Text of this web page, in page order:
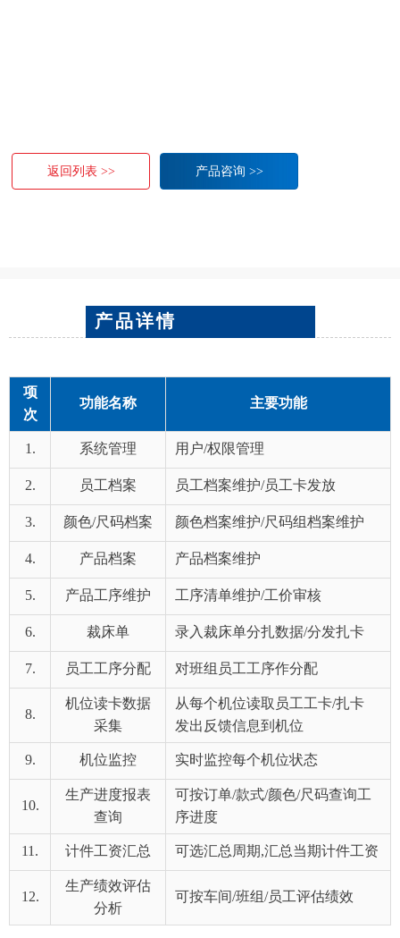
返回列表 >> 产品咨询 >>
项
次
功能名称 主要功能
1. 系统管理 用户/权限管理
2. 员工档案 员工档案维护/员工卡发放
3. 颜色/尺码档案 颜色档案维护/尺码组档案维护
4. 产品档案 产品档案维护
5. 产品工序维护 工序清单维护/工价审核
6. 裁床单 录入裁床单分扎数据/分发扎卡
7. 员工工序分配 对班组员工工序作分配
8.
机位读卡数据
采集
从每个机位读取员工工卡/扎卡
发出反馈信息到机位
9. 机位监控 实时监控每个机位状态
10.
生产进度报表
查询
可按订单/款式/颜色/尺码查询工
序进度
11. 计件工资汇总 可选汇总周期,汇总当期计件工资
12.
生产绩效评估
分析
可按车间/班组/员工评估绩效
产品详情